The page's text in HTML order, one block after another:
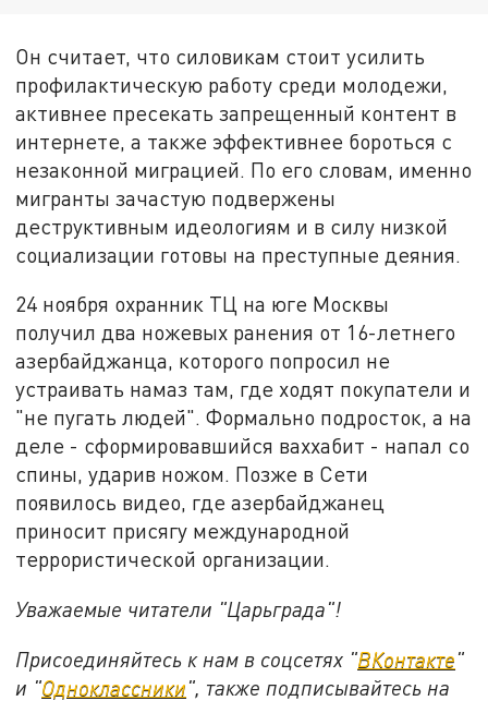
Он считает, что силовикам стоит усилить
профилактическую работу среди молодежи,
активнее пресекать запрещенный контент в
интернете, а также эффективнее бороться с
незаконной миграцией. По его словам, именно
мигранты зачастую подвержены
деструктивным идеологиям и в силу низкой
социализации готовы на преступные деяния.
24 ноября охранник ТЦ на юге Москвы
получил два ножевых ранения от 16-летнего
азербайджанца, которого попросил не
устраивать намаз там, где ходят покупатели и
"не пугать людей". Формально подросток, а на
деле - сформировавшийся ваххабит - напал со
спины, ударив ножом. Позже в Сети
появилось видео, где азербайджанец
приносит присягу международной
террористической организации.
Уважаемые читатели "Царьграда"!
Присоединяйтесь к нам в соцсетях "ВКонтакте"
и "Одноклассники", также подписывайтесь на